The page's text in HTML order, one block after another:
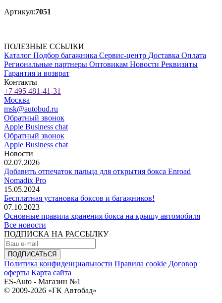
Артикул:7051
ПОЛЕЗНЫЕ ССЫЛКИ
Каталог Подбор багажника Сервис-центр Доставка Оплата
Региональные партнеры Оптовикам Новости Реквизиты
Гарантия и возврат
Контакты
+7 495 481-41-31
Москва
msk@autobud.ru
Обратный звонок
Apple Business chat
Обратный звонок
Apple Business chat
Новости
02.07.2026
Добавить отпечаток пальца для открытия бокса Enroad
Nomadix Pro
15.05.2024
Бесплатная установка боксов и багажников!
07.10.2023
Основные правила хранения бокса на крышу автомобиля
Все новости
ПОДПИСКА НА РАССЫЛКУ
Политика конфиденциальности Правила cookie Договор
оферты Карта сайта
ES-Auto - Магазин №1
© 2009-2026 «ГК Автобад»